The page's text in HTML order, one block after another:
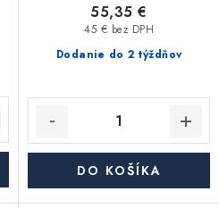
Dodanie do 2 týždňov
45 € bez DPH
55,35 €
DO KOŠÍKA